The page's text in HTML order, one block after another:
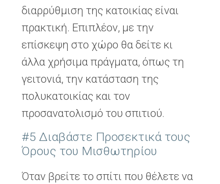
διαρρύθμιση της κατοικίας είναι
πρακτική. Επιπλέον, με την
επίσκεψη στο χώρο θα δείτε κι
άλλα χρήσιμα πράγματα, όπως τη
γειτονιά, την κατάσταση της
πολυκατοικίας και τον
προσανατολισμό του σπιτιού.
#5 Διαβάστε Προσεκτικά τους
Όρους του Μισθωτηρίου
Όταν βρείτε το σπίτι που θέλετε να